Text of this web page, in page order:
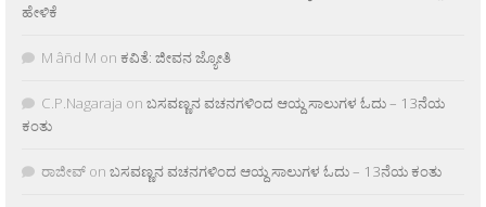
ಹೇಳಿಕೆ
M âñd M on ಕವಿತೆ: ಜೀವನ ಜ್ಯೋತಿ
C.P.Nagaraja on ಬಸವಣ್ಣನ ವಚನಗಳಿಂದ ಆಯ್ದ ಸಾಲುಗಳ ಓದು – 13ನೆಯ
ಕಂತು
ರಾಜೀವ್ on ಬಸವಣ್ಣನ ವಚನಗಳಿಂದ ಆಯ್ದ ಸಾಲುಗಳ ಓದು – 13ನೆಯ ಕಂತು